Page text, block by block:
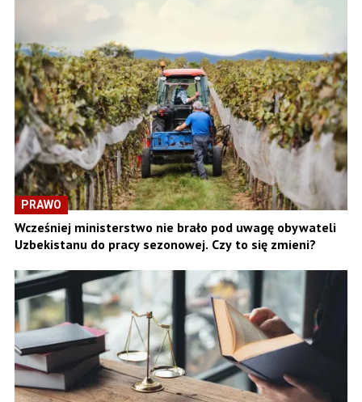
PRAWO
Wcześniej ministerstwo nie brało pod uwagę obywateli
Uzbekistanu do pracy sezonowej. Czy to się zmieni?